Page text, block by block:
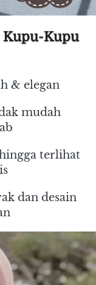
Kupu-Kupu
& elegan
mudah
terlihat
dan desain